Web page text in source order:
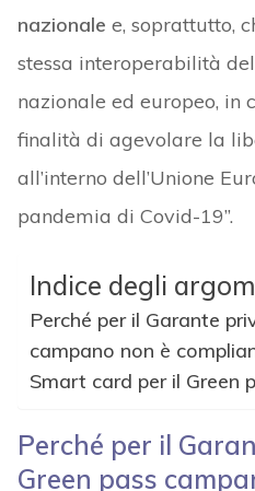
nazionale e, soprattutto,
stessa interoperabilità
nazionale ed europeo, in
finalità di agevolare la
all’interno dell’Unione
pandemia di Covid-19”.
Indice degli
Perché per il Garante
campano non è
Smart card per il Green
Perché per il
Green pass